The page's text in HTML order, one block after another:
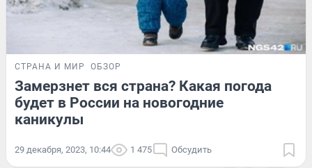
СТРАНА И МИР ОБЗОР
Замерзнет вся страна? Какая погода
будет в России на новогодние
каникулы
29 декабря, 2023, 10:44 1 475 Обсудить